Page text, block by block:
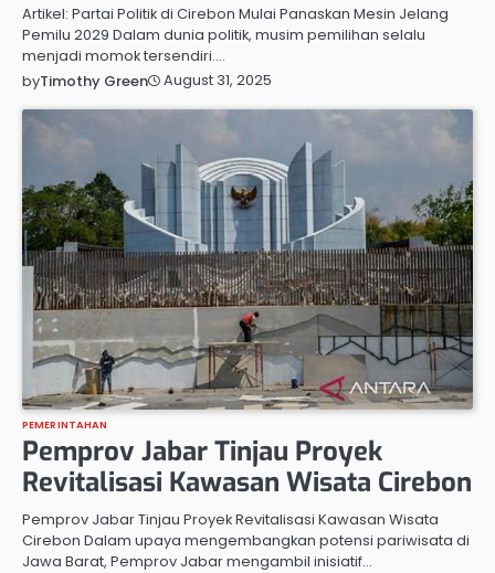
Artikel: Partai Politik di Cirebon Mulai Panaskan Mesin Jelang
Pemilu 2029 Dalam dunia politik, musim pemilihan selalu
menjadi momok tersendiri.…
byTimothy Green August 31, 2025
PEMERINTAHAN
Pemprov Jabar Tinjau Proyek
Revitalisasi Kawasan Wisata Cirebon
Pemprov Jabar Tinjau Proyek Revitalisasi Kawasan Wisata
Cirebon Dalam upaya mengembangkan potensi pariwisata di
Jawa Barat, Pemprov Jabar mengambil inisiatif…